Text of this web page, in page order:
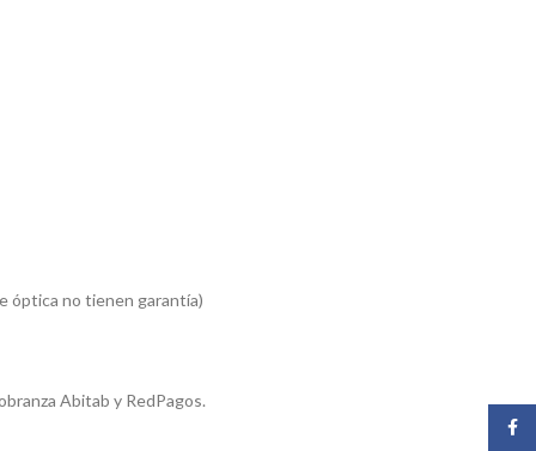
óptica no tienen garantía)
Abitab y RedPagos.